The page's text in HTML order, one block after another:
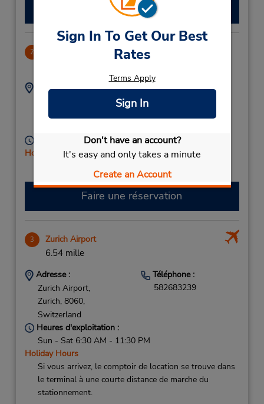
Sign In To Get Our Best
Rates
Terms Apply
Sign In
Don't have an account?
It's easy and only takes a minute
Create an Account
Faire une réservation
2 CLOSED 2025-12-19
Adresse :
Zurich,
Téléphone :
Heures d'exploitation :
Holiday Hours
Faire une réservation
3 Zurich Airport
6.54 mille
Adresse :
Zurich Airport,
Zurich, 8060,
Switzerland
Téléphone :
582683239
Heures d'exploitation :
Sun - Sat 6:30 AM - 11:30 PM
Holiday Hours
Si vous arrivez, le comptoir de location se trouve dans
le terminal à une courte distance de marche du
stationnement.